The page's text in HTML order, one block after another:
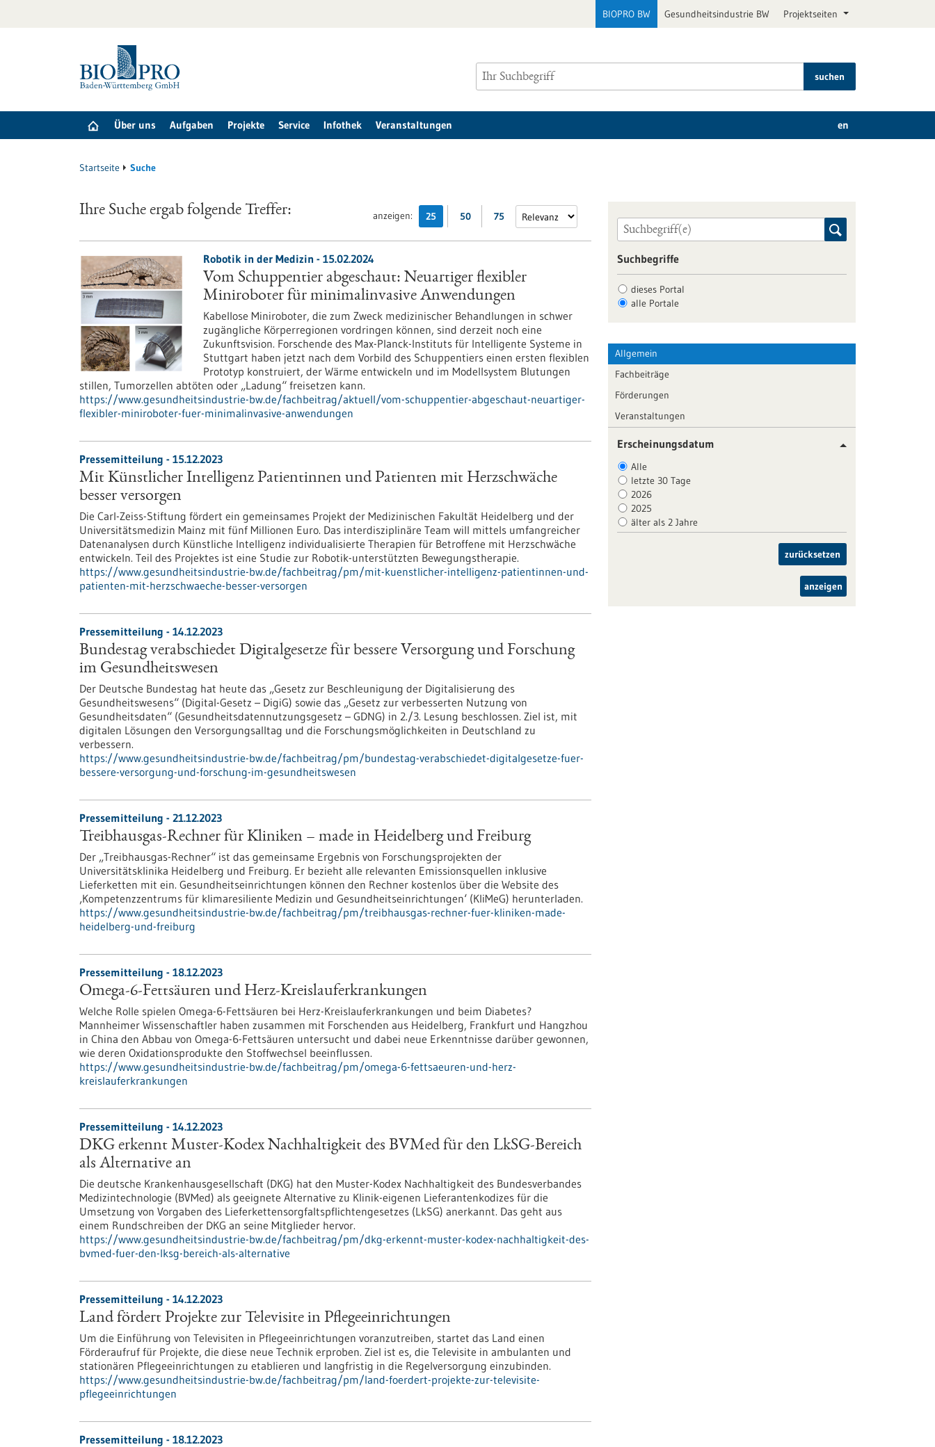
BIOPRO BW Gesundheitsindustrie BW Projektseiten
suchen
Über uns Aufgaben Projekte Service Infothek Veranstaltungen en
Startseite Suche
anzeigen: 25 50 75
Ihre Suche ergab folgende Treffer:
Robotik in der Medizin - 15.02.2024
Vom Schuppentier abgeschaut: Neuartiger flexibler
Miniroboter für minimalinvasive Anwendungen
Kabellose Miniroboter, die zum Zweck medizinischer Behandlungen in schwer
zugängliche Körperregionen vordringen können, sind derzeit noch eine
Zukunftsvision. Forschende des Max-Planck-Instituts für Intelligente Systeme in
Stuttgart haben jetzt nach dem Vorbild des Schuppentiers einen ersten flexiblen
Prototyp konstruiert, der Wärme entwickeln und im Modellsystem Blutungen
stillen, Tumorzellen abtöten oder „Ladung“ freisetzen kann.
https://www.gesundheitsindustrie-bw.de/fachbeitrag/aktuell/vom-schuppentier-abgeschaut-neuartiger-
flexibler-miniroboter-fuer-minimalinvasive-anwendungen
Pressemitteilung - 15.12.2023
Mit Künstlicher Intelligenz Patientinnen und Patienten mit Herzschwäche
besser versorgen
Die Carl-Zeiss-Stiftung fördert ein gemeinsames Projekt der Medizinischen Fakultät Heidelberg und der
Universitätsmedizin Mainz mit fünf Millionen Euro. Das interdisziplinäre Team will mittels umfangreicher
Datenanalysen durch Künstliche Intelligenz individualisierte Therapien für Betroffene mit Herzschwäche
entwickeln.​ Teil des Projektes ist eine Studie zur Robotik-unterstützten Bewegungstherapie.
https://www.gesundheitsindustrie-bw.de/fachbeitrag/pm/mit-kuenstlicher-intelligenz-patientinnen-und-
patienten-mit-herzschwaeche-besser-versorgen
Pressemitteilung - 14.12.2023
Bundestag verabschiedet Digitalgesetze für bessere Versorgung und Forschung
im Gesundheitswesen
Der Deutsche Bundestag hat heute das „Gesetz zur Beschleunigung der Digitalisierung des
Gesundheitswesens“ (Digital-Gesetz – DigiG) sowie das „Gesetz zur verbesserten Nutzung von
Gesundheitsdaten“ (Gesundheitsdatennutzungsgesetz – GDNG) in 2./3. Lesung beschlossen. Ziel ist, mit
digitalen Lösungen den Versorgungsalltag und die Forschungsmöglichkeiten in Deutschland zu
verbessern.
https://www.gesundheitsindustrie-bw.de/fachbeitrag/pm/bundestag-verabschiedet-digitalgesetze-fuer-
bessere-versorgung-und-forschung-im-gesundheitswesen
Pressemitteilung - 21.12.2023
Treibhausgas-Rechner für Kliniken – made in Heidelberg und Freiburg
Der „Treibhausgas-Rechner“ ist das gemeinsame Ergebnis von Forschungsprojekten der
Universitätsklinika Heidelberg und Freiburg. Er bezieht alle relevanten Emissionsquellen inklusive
Lieferketten mit ein. Gesundheitseinrichtungen können den Rechner kostenlos über die Website des
‚Kompetenzzentrums für klimaresiliente Medizin und Gesundheitseinrichtungen‘ (KliMeG) herunterladen.
https://www.gesundheitsindustrie-bw.de/fachbeitrag/pm/treibhausgas-rechner-fuer-kliniken-made-
heidelberg-und-freiburg
Pressemitteilung - 18.12.2023
Omega-6-Fettsäuren und Herz-Kreislauferkrankungen
Welche Rolle spielen Omega-6-Fettsäuren bei Herz-Kreislauferkrankungen und beim Diabetes?
Mannheimer Wissenschaftler haben zusammen mit Forschenden aus Heidelberg, Frankfurt und Hangzhou
in China den Abbau von Omega-6-Fettsäuren untersucht und dabei neue Erkenntnisse darüber gewonnen,
wie deren Oxidationsprodukte den Stoffwechsel beeinflussen.
https://www.gesundheitsindustrie-bw.de/fachbeitrag/pm/omega-6-fettsaeuren-und-herz-
kreislauferkrankungen
Pressemitteilung - 14.12.2023
DKG erkennt Muster-Kodex Nachhaltigkeit des BVMed für den LkSG-Bereich
als Alternative an
Die deutsche Krankenhausgesellschaft (DKG) hat den Muster-Kodex Nachhaltigkeit des Bundesverbandes
Medizintechnologie (BVMed) als geeignete Alternative zu Klinik-eigenen Lieferantenkodizes für die
Umsetzung von Vorgaben des Lieferkettensorgfaltspflichtengesetzes (LkSG) anerkannt. Das geht aus
einem Rundschreiben der DKG an seine Mitglieder hervor.
https://www.gesundheitsindustrie-bw.de/fachbeitrag/pm/dkg-erkennt-muster-kodex-nachhaltigkeit-des-
bvmed-fuer-den-lksg-bereich-als-alternative
Pressemitteilung - 14.12.2023
Land fördert Projekte zur Televisite in Pflegeeinrichtungen
Um die Einführung von Televisiten in Pflegeeinrichtungen voranzutreiben, startet das Land einen
Förderaufruf für Projekte, die diese neue Technik erproben. Ziel ist es, die Televisite in ambulanten und
stationären Pflegeeinrichtungen zu etablieren und langfristig in die Regelversorgung einzubinden.
https://www.gesundheitsindustrie-bw.de/fachbeitrag/pm/land-foerdert-projekte-zur-televisite-
pflegeeinrichtungen
Pressemitteilung - 18.12.2023
Suchbegriffe
dieses Portal
alle Portale
Allgemein
Fachbeiträge
Förderungen
Veranstaltungen
Erscheinungsdatum
Alle
letzte 30 Tage
2026
2025
älter als 2 Jahre
zurücksetzen
anzeigen